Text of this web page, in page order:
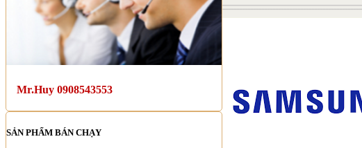
Mr.Huy 0908543553
SẢN PHẨM BÁN CHẠY